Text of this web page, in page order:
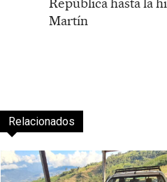
República hasta la
Martín
Relacionados